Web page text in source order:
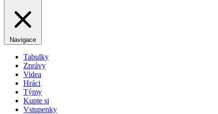
Navigace
Tabulky
Zprávy
Videa
Hráci
Týmy
Kupte si
Vstupenky